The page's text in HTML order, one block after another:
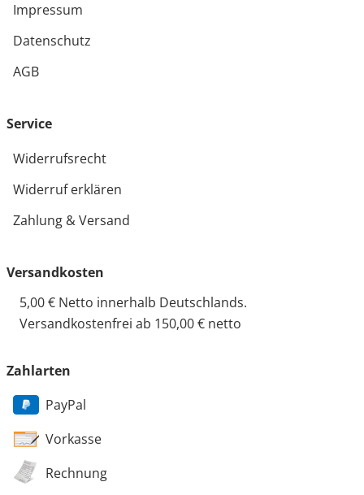
Impressum
Datenschutz
AGB
Service
Widerrufsrecht
Widerruf erklären
Zahlung & Versand
Versandkosten
5,00 € Netto innerhalb Deutschlands.
Versandkostenfrei ab 150,00 € netto
Zahlarten
PayPal
Vorkasse
Rechnung